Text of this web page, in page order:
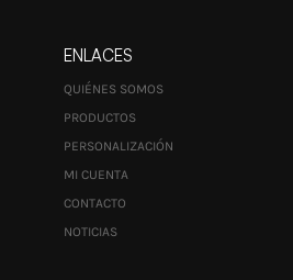
ENLACES
QUIÉNES SOMOS
PRODUCTOS
PERSONALIZACIÓN
MI CUENTA
CONTACTO
NOTICIAS